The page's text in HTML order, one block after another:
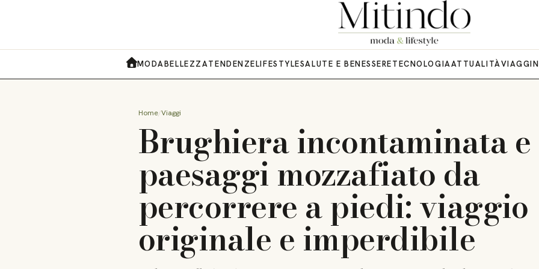
MODABELLEZZATENDENZELIFESTYLESALUTE E BENESSERETECNOLOGIAATTUALITÀVIAGGI
Home Viaggi
Brughiera incontaminata e
paesaggi mozzafiato da
percorrere a piedi: viaggio
originale e imperdibile